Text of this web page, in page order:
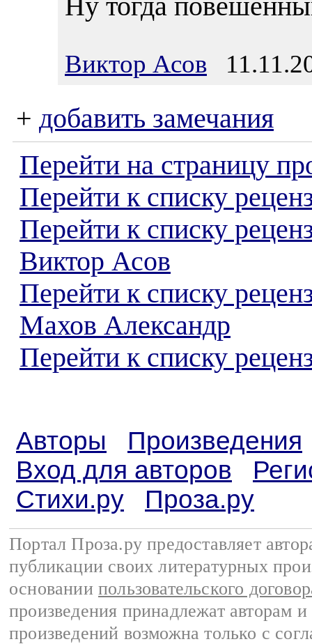
Виктор Асов
+ добавить замечания
Перейти на страницу
Перейти к списку
Перейти к списку
Виктор Асов
Перейти к списку
Махов Александр
Перейти к списку
Авторы
Произведения
Вход для авторов
Стихи.ру
Проза.ру
Портал Проза.ру предоставляет
публикации своих литературных
основании пользовательского
произведения принадлежат авторам
произведений возможна только с